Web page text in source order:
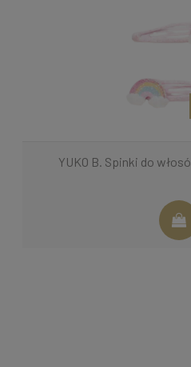
YUKO B. Spinki do